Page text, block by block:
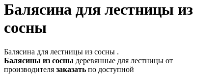
Балясина для лестницы из
сосны
Балясина для лестницы из сосны .
Балясины из сосны деревянные для лестницы от
производителя заказать по доступной